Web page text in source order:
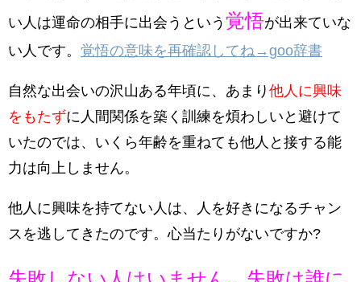
い人は運命の相手に出会うという 覚悟が出来ていな
い人です。 覚悟の意味を再確認してね→goo辞書
自然な出会いの沢山ある年頃に、あまり 他人に興味
をもたずに人間関係を築く訓練を煩わしいと避けて
いたのでは、いくら年齢を重ねても他人と接する能
力は向上しません。
他人に興味を持てない人は、人を好きになるチャン
スを逃してきたのです。心当たりがないですか?
失敗しない人はいません。失敗は誰に